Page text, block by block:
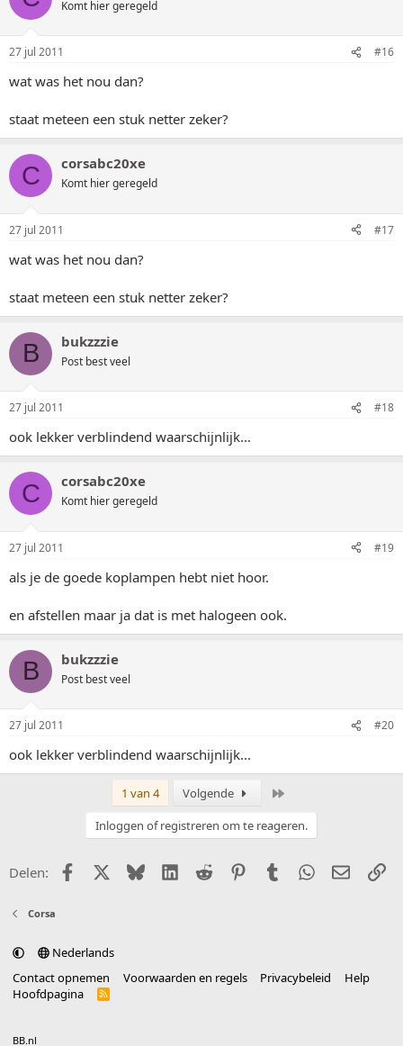
Komt hier geregeld
27 jul 2011 #16
wat was het nou dan?
staat meteen een stuk netter zeker?
C corsabc20xe
Komt hier geregeld
27 jul 2011 #17
wat was het nou dan?
staat meteen een stuk netter zeker?
B bukzzzie
Post best veel
27 jul 2011 #18
ook lekker verblindend waarschijnlijk...
C corsabc20xe
Komt hier geregeld
27 jul 2011 #19
als je de goede koplampen hebt niet hoor.
en afstellen maar ja dat is met halogeen ook.
B bukzzzie
Post best veel
27 jul 2011 #20
ook lekker verblindend waarschijnlijk...
1 van 4 Volgende
Inloggen of registreren om te reageren.
Delen: FacebookX (Twitter)
BlueskyLinkedIn
Reddit PinterestTumblr WhatsApp
E-mail
Corsa
Nederlands
Contact opnemen
Voorwaarden en regels Privacybeleid
Help
Hoofdpagina
R
BB.nl